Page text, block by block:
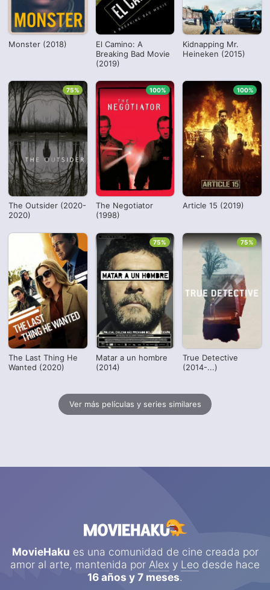
Monster (2018)
El Camino: A
Breaking Bad Movie
(2019)
Kidnapping Mr.
Heineken (2015)
The Outsider (2020-
2020)
75%
The Negotiator
(1998)
100%
Article 15 (2019)
100%
The Last Thing He
Wanted (2020)
Matar a un hombre
(2014)
75%
True Detective
(2014-...)
75%
Ver más películas y series similares
MovieHaku es una comunidad de cine creada por
amor al arte, mantenida por Alex y Leo desde hace
16 años y 7 meses.